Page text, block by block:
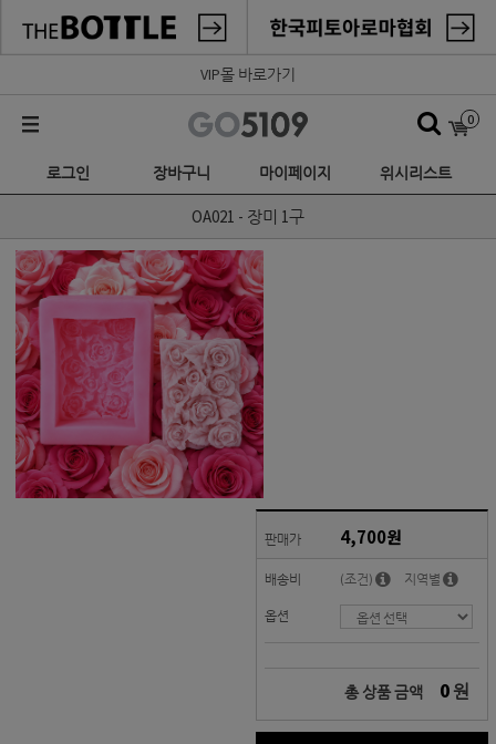
VIP몰 바로가기
0
로그인 장바구니 마이페이지 위시리스트
OA021 - 장미 1구
판매가 4,700원
배송비 (조건) 지역별
옵션
총 상품 금액 0 원